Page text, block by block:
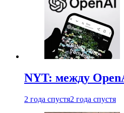
NYT: между
2 года спустя2 года спустя